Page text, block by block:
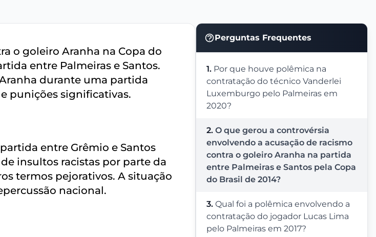
Perguntas Frequentes
1. Por que houve polêmica na
contratação do técnico Vanderlei
Luxemburgo pelo Palmeiras em
2020?
2. O que gerou a controvérsia
envolvendo a acusação de racismo
contra o goleiro Aranha na partida
entre Palmeiras e Santos pela Copa
do Brasil de 2014?
3. Qual foi a polêmica envolvendo a
contratação do jogador Lucas Lima
pelo Palmeiras em 2017?
o goleiro Aranha na Copa do
entre Palmeiras e Santos.
durante uma partida
punições significativas.
entre Grêmio e Santos
insultos racistas por parte da
termos pejorativos. A situação
nacional.